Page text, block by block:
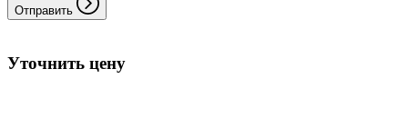
Отправить
Уточнить цену